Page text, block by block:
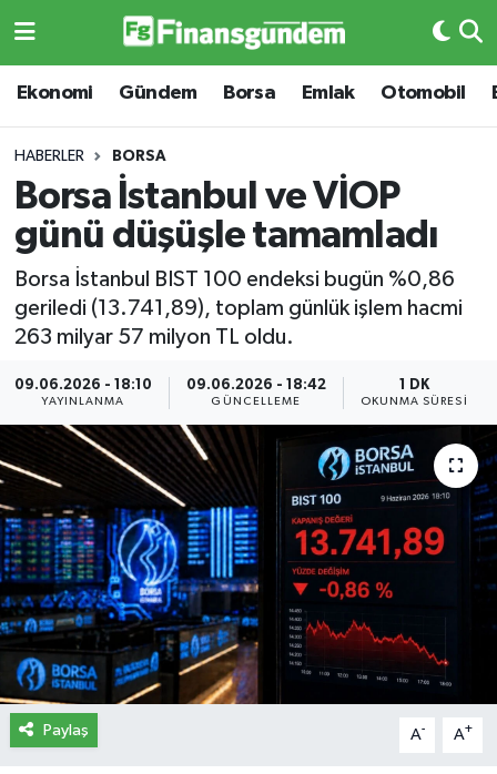
Ekonomi Gündem Borsa Emlak Otomobil
HABERLER BORSA
Borsa İstanbul ve VİOP
günü düşüşle tamamladı
Borsa İstanbul BIST 100 endeksi bugün %0,86
geriledi (13.741,89), toplam günlük işlem hacmi
263 milyar 57 milyon TL oldu.
09.06.2026 - 18:10
YAYINLANMA
09.06.2026 - 18:42
GÜNCELLEME
1 DK
OKUNMA SÜRESI
Paylaş A- A+
Ekonomi
Borsa
Emlak
Emtia
Gizlilik Sözleşmesi
Hakkımızda
İletişim
Künye
Yasal Uyarı
Ekonomi
Borsa
Emlak
Otomobil
BITCOIN
Yapay Zeka